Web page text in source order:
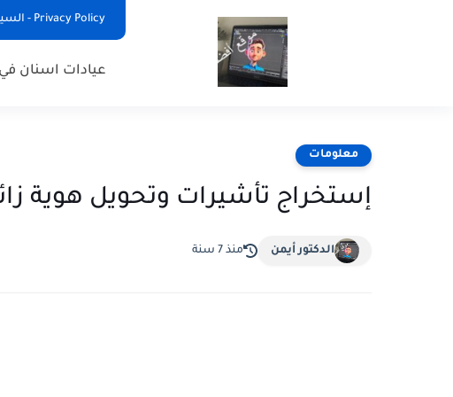
Privacy Policy - السياسة الخصوصية
عيادات اسنان
معلومات
إستخراج تأشيرات وتحويل هوية
الدكتور أيمن منذ 7 سنة